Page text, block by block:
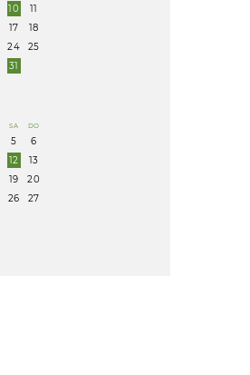
10
11
17
18
24
25
31
SA DO
5
6
12
13
19
20
26
27